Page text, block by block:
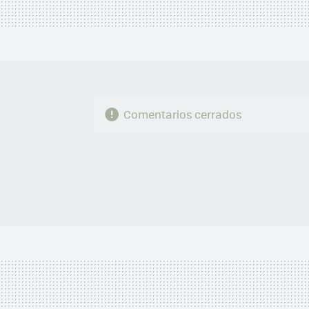
Comentarios cerrados